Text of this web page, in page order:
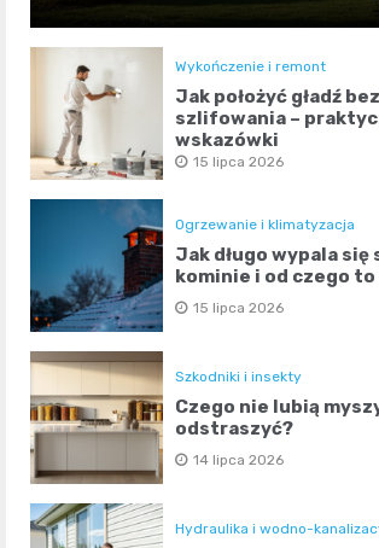
Wykończenie i remont
Jak położyć gładź bez
szlifowania –
wskazówki
15 lipca 2026
Ogrzewanie i klimatyzacja
Jak długo wypala się
kominie i od czego to
15 lipca 2026
Szkodniki i insekty
Czego nie lubią
odstraszyć?
14 lipca 2026
Hydraulika i wodno-